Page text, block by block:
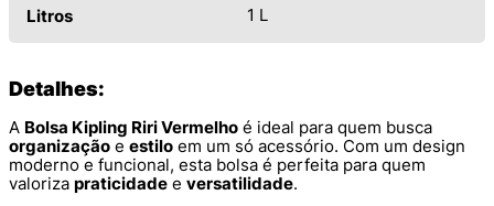
Litros 1 L
Detalhes:
A Bolsa Kipling Riri Vermelho é ideal para quem busca
organização e estilo em um só acessório. Com um design
moderno e funcional, esta bolsa é perfeita para quem
valoriza praticidade e versatilidade.